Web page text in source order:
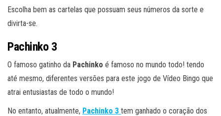
Escolha bem as cartelas que possuam seus números da sorte e
divirta-se.
Pachinko 3
O famoso gatinho da Pachinko é famoso no mundo todo! tendo
até mesmo, diferentes versões para este jogo de Vídeo Bingo que
atrai entusiastas de todo o mundo!
No entanto, atualmente, Pachinko 3 tem ganhado o coração dos